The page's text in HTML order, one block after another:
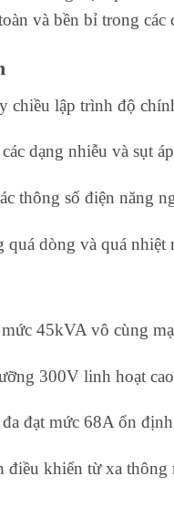
và bền bỉ trong
chiều lập trình độ
dạng nhiễu và sụt
thông số điện năng
quá dòng và quá nhiệt
45kVA vô cùng
300V linh hoạt
đạt mức 68A ổn
điều khiển từ xa thông